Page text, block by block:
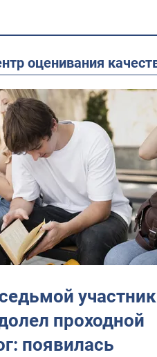
оценивания
участник
проходной
появилась